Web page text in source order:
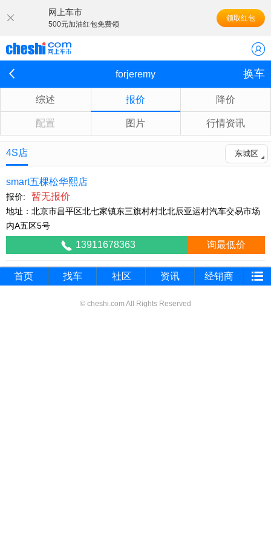
网上车市
500元加油红包免费领
领取红包
forjeremy 换车
综述 报价 降价
配置 图片 行情资讯
4S店 东城区
smart五棵松华熙店
报价: 暂无报价
地址：北京市昌平区北七家镇东三旗村村北北辰亚运村汽车交易市场
内A五区5号
13911678363 询最低价
首页 找车 社区 资讯 经销商
© cheshi.com All Rights Reserved